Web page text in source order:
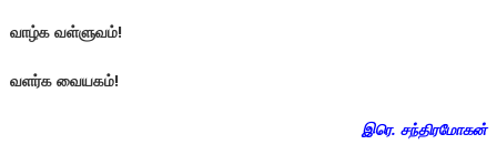
வாழ்க வள்ளுவம்!
வளர்க வையகம்!
இரெ. சந்திரமோகன்